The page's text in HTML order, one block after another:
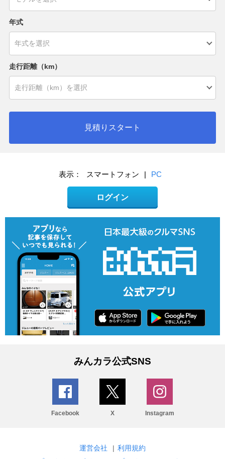
年式
走行距離（km）
見積りスタート
表示： スマートフォン | PC
ログイン
みんカラ公式SNS
Facebook X Instagram
運営会社 | 利用規約